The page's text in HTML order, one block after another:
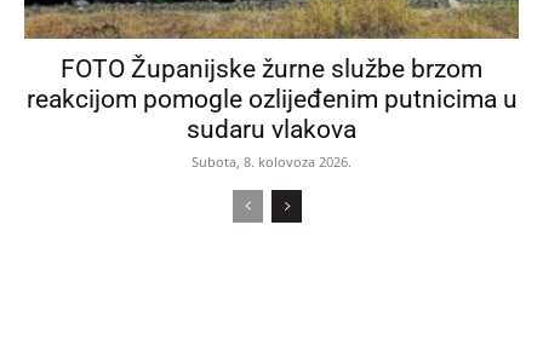
FOTO Županijske žurne službe brzom
reakcijom pomogle ozlijeđenim putnicima u
sudaru vlakova
Subota, 8. kolovoza 2026.